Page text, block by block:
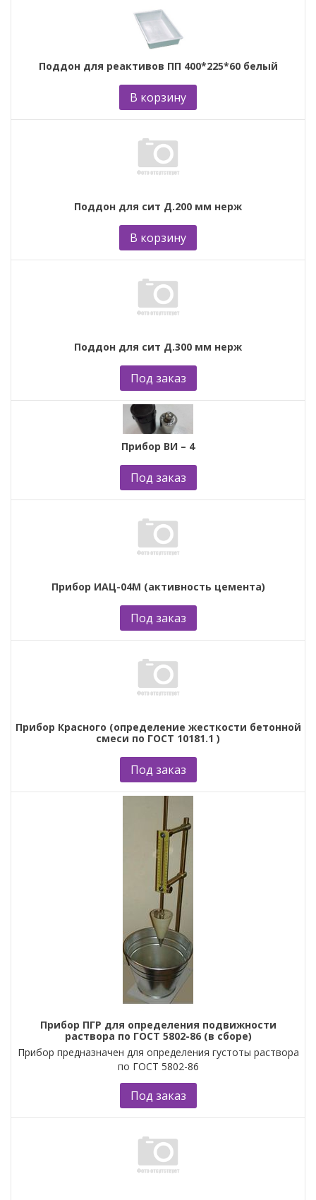
Поддон для реактивов ПП 400*225*60 белый
В корзину
Поддон для сит Д.200 мм нерж
В корзину
Поддон для сит Д.300 мм нерж
Под заказ
Прибор ВИ – 4
Под заказ
Прибор ИАЦ-04М (активность цемента)
Под заказ
Прибор Красного (определение жесткости бетонной
смеси по ГОСТ 10181.1 )
Под заказ
Прибор ПГР для определения подвижности
раствора по ГОСТ 5802-86 (в сборе)
Прибор предназначен для определения густоты раствора
по ГОСТ 5802-86
Под заказ